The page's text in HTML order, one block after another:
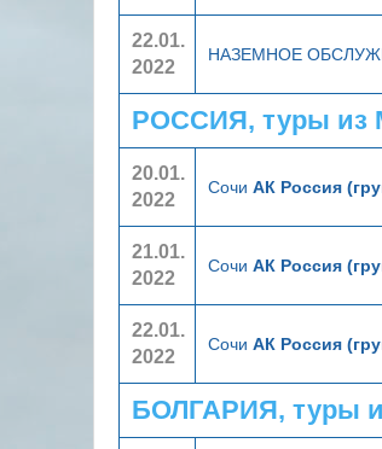
22.01.
2022
НАЗЕМНОЕ
РОССИЯ, туры из
20.01.
2022
Сочи АК Россия
21.01.
2022
Сочи АК Россия
22.01.
2022
Сочи АК Россия
БОЛГАРИЯ, туры